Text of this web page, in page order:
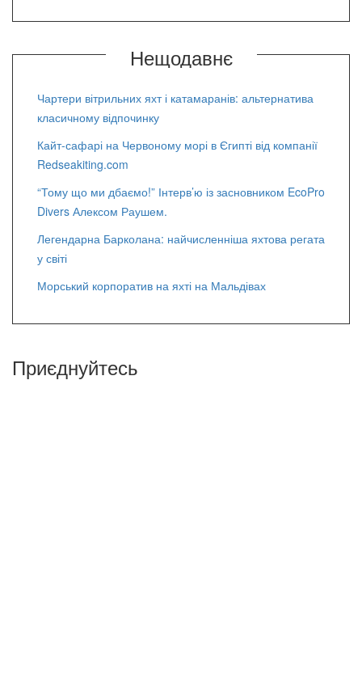
Нещодавнє
Чартери вітрильних яхт і катамаранів: альтернатива
класичному відпочинку
Кайт-сафарі на Червоному морі в Єгипті від компанії
Redseakiting.com
“Тому що ми дбаємо!” Інтерв’ю із засновником EcoPro
Divers Алексом Раушем.
Легендарна Барколана: найчисленніша яхтова регата
у світі
Морський корпоратив на яхті на Мальдівах
Приєднуйтесь